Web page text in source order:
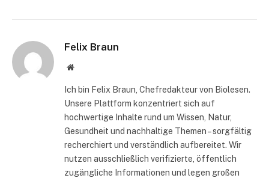
Felix Braun
Website
Ich bin Felix Braun, Chefredakteur von Biolesen.
Unsere Plattform konzentriert sich auf
hochwertige Inhalte rund um Wissen, Natur,
Gesundheit und nachhaltige Themen – sorgfältig
recherchiert und verständlich aufbereitet. Wir
nutzen ausschließlich verifizierte, öffentlich
zugängliche Informationen und legen großen